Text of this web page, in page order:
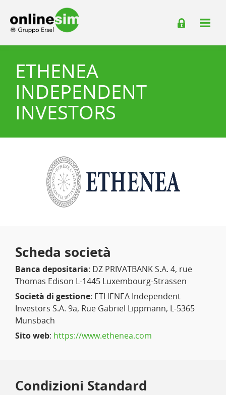
ETHENEA
INDEPENDENT
INVESTORS
Scheda società
Banca depositaria: DZ PRIVATBANK S.A. 4, rue
Thomas Edison L-1445 Luxembourg-Strassen
Società di gestione: ETHENEA Independent
Investors S.A. 9a, Rue Gabriel Lippmann, L-5365
Munsbach
Sito web: https://www.ethenea.com
Condizioni Standard